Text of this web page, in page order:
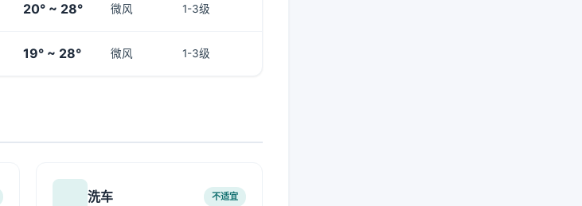
20° ~ 28° 微风 1-3级
19° ~ 28° 微风 1-3级
洗车 不适宜